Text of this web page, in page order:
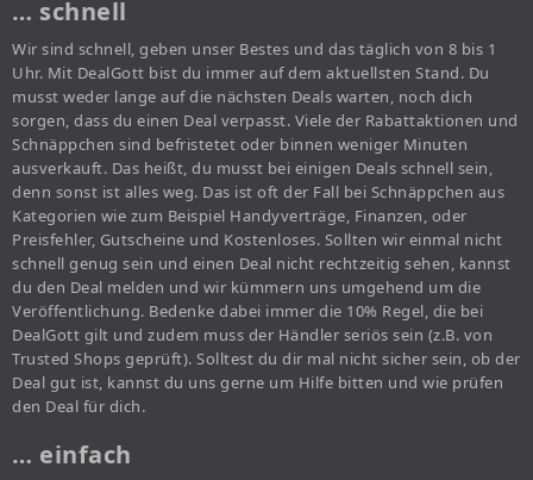
… schnell
Wir sind schnell, geben unser Bestes und das täglich von 8 bis 1
Uhr. Mit DealGott bist du immer auf dem aktuellsten Stand. Du
musst weder lange auf die nächsten Deals warten, noch dich
sorgen, dass du einen Deal verpasst. Viele der Rabattaktionen und
Schnäppchen sind befristetet oder binnen weniger Minuten
ausverkauft. Das heißt, du musst bei einigen Deals schnell sein,
denn sonst ist alles weg. Das ist oft der Fall bei Schnäppchen aus
Kategorien wie zum Beispiel Handyverträge, Finanzen, oder
Preisfehler, Gutscheine und Kostenloses. Sollten wir einmal nicht
schnell genug sein und einen Deal nicht rechtzeitig sehen, kannst
du den Deal melden und wir kümmern uns umgehend um die
Veröffentlichung. Bedenke dabei immer die 10% Regel, die bei
DealGott gilt und zudem muss der Händler seriös sein (z.B. von
Trusted Shops geprüft). Solltest du dir mal nicht sicher sein, ob der
Deal gut ist, kannst du uns gerne um Hilfe bitten und wie prüfen
den Deal für dich.
… einfach